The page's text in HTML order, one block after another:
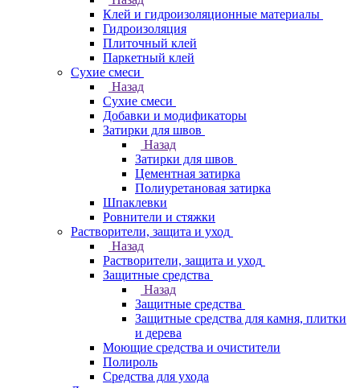
Клей и гидроизоляционные материалы
Гидроизоляция
Плиточный клей
Паркетный клей
Сухие смеси
Назад
Сухие смеси
Добавки и модификаторы
Затирки для швов
Назад
Затирки для швов
Цементная затирка
Полиуретановая затирка
Шпаклевки
Ровнители и стяжки
Растворители, защита и уход
Назад
Растворители, защита и уход
Защитные средства
Назад
Защитные средства
Защитные средства для камня, плитки
и дерева
Моющие средства и очистители
Полироль
Средства для ухода